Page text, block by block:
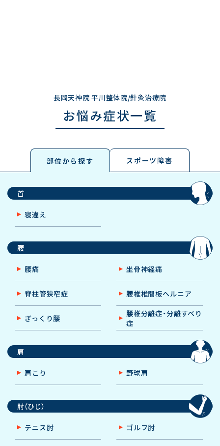
長岡天神院 平川整体院/針灸治療院
お悩み症状一覧
部位から探す スポーツ障害
首
寝違え
腰
腰痛 坐骨神経痛
脊柱管狭窄症 腰椎椎間板ヘルニア
ぎっくり腰
腰椎分離症・分離すべり
症
肩
肩こり 野球肩
肘（ひじ）
テニス肘 ゴルフ肘